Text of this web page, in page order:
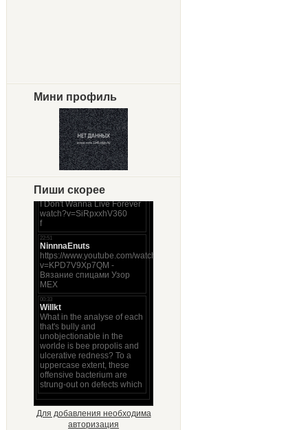
Мини профиль
Пиши скорее
Для добавления необходима
авторизация